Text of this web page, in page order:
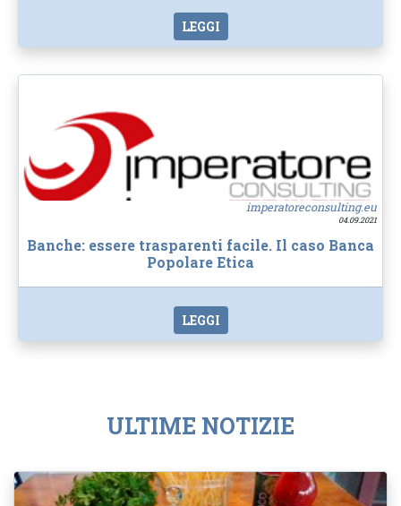
LEGGI
imperatoreconsulting.eu
04.09.2021
Banche: essere trasparenti facile. Il caso Banca
Popolare Etica
LEGGI
ULTIME NOTIZIE